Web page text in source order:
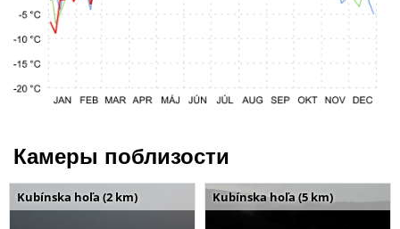
Камеры поблизости
Kubínska hoľa (2 km) Kubínska hoľa (5 km)